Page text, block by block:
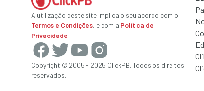
A utilização deste site implica o seu acordo com o
Termos e Condições, e com a Política de
Privacidade.
Copyright © 2005 - 2025 ClickPB. Todos os direitos
reservados.